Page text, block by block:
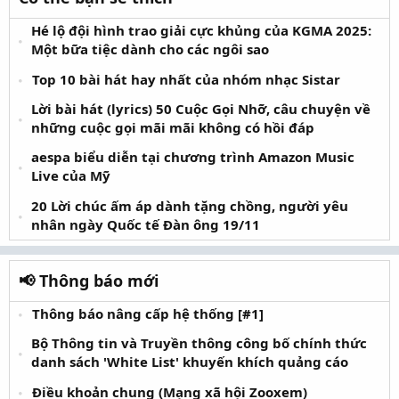
mình đối với nền văn học dân tộc. Nguyễn Công Hoan có vị trí
quan trọng không chỉ vì những tác phẩm có giá trị hiện thực
sâu sắc mà còn vì ông đã định hình và nâng tầm thể loại
truyện ngắn châm biếm trong văn học Việt Nam.
6. Nguyễn Tuân
Nhà văn Nguyễn Tuân. Nguồn: Internet
Nhà văn Nguyễn Tuân (1910–1987) là một trong những đại
diện xuất sắc nhất của nền văn xuôi hiện đại Việt Nam, nổi
tiếng với phong cách nghệ thuật tài hoa, uyên bác và được
xem là bậc thầy của thể tùy bút và ngôn ngữ tiếng Việt.
Nguyễn Tuân xuất thân trong một gia đình nhà Nho, trong
bối cảnh Hán học đã suy tàn, điều này ảnh hưởng sâu sắc đến
tâm hồn và phong cách văn chương của ông, luôn hoài niệm
về những giá trị văn hóa cổ truyền. Ông bắt đầu nổi tiếng từ
những năm 1930–1940, được coi là “người nghệ sĩ suốt đời
đi tìm cái đẹp”. Sau Cách mạng Tháng Tám năm 1945,
Hé lộ đội hình trao giải cực khủng của KGMA 2025:
Một bữa tiệc dành cho các ngôi sao
Top 10 bài hát hay nhất của nhóm nhạc Sistar
Lời bài hát (lyrics) 50 Cuộc Gọi Nhỡ, câu chuyện về
những cuộc gọi mãi mãi không có hồi đáp
aespa biểu diễn tại chương trình Amazon Music
Live của Mỹ
20 Lời chúc ấm áp dành tặng chồng, người yêu
nhân ngày Quốc tế Đàn ông 19/11
📢 Thông báo mới
Thông báo nâng cấp hệ thống [#1]
Bộ Thông tin và Truyền thông công bố chính thức
danh sách 'White List' khuyến khích quảng cáo
Điều khoản chung (Mạng xã hội Zooxem)